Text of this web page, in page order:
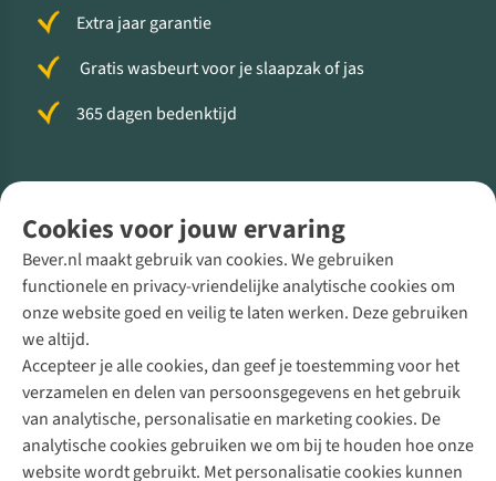
Cookies voor jouw ervaring
Bever.nl maakt gebruik van cookies. We gebruiken
functionele en privacy-vriendelijke analytische cookies om
onze website goed en veilig te laten werken. Deze gebruiken
we altijd.
Accepteer je alle cookies, dan geef je toestemming voor het
verzamelen en delen van persoonsgegevens en het gebruik
van analytische, personalisatie en marketing cookies. De
analytische cookies gebruiken we om bij te houden hoe onze
website wordt gebruikt. Met personalisatie cookies kunnen
Extra jaar garantie
Gratis wasbeurt voor je slaapzak of jas
365 dagen bedenktijd
Direct advies van een Buitenexpert
+31 (0)85 888 50 88
+31 6 12 28 49 80
Contactformulier